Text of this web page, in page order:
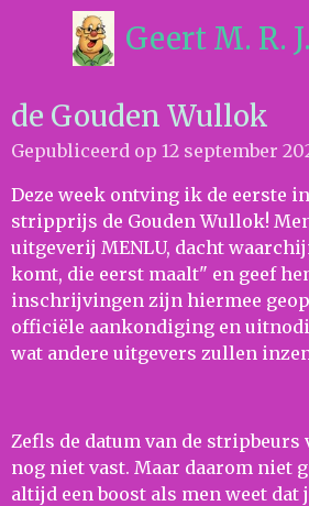
de
hoofdinhoud
Geert M. R.
de Gouden Wullok
Gepubliceerd op 12 september
Deze week ontving ik de eerste
stripprijs de Gouden Wullok!
uitgeverij MENLU, dacht
komt, die eerst maalt" en geef
inschrijvingen zijn hiermee
officiële aankondiging en
wat andere uitgevers zullen
Zefls de datum van de
nog niet vast. Maar daarom niet
altijd een boost als men weet